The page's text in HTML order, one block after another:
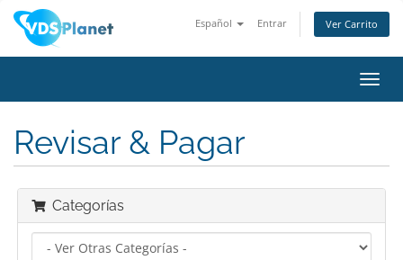
Español Entrar Ver Carrito
Revisar & Pagar
Categorías